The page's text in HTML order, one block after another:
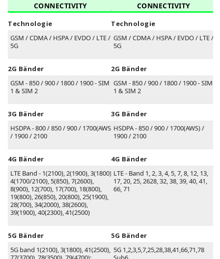
CONNECTIVITY
Technologie
GSM / CDMA / HSPA / EVDO / LTE /
5G
2G Bänder
GSM - 850 / 900 / 1800 / 1900 - SIM
1 & SIM 2
3G Bänder
HSDPA - 800 / 850 / 900 / 1700(AWS)
/ 1900 / 2100
4G Bänder
LTE Band - 1(2100), 2(1900), 3(1800),
4(1700/2100), 5(850), 7(2600),
8(900), 12(700), 17(700), 18(800),
19(800), 26(850), 20(800), 25(1900),
28(700), 34(2000), 38(2600),
39(1900), 40(2300), 41(2500)
5G Bänder
5G band 1(2100), 3(1800), 41(2500),
CONNECTIVITY
Technologie
GSM / CDMA / HSPA / EVDO / LTE /
5G
2G Bänder
GSM - 850 / 900 / 1800 / 1900 - SIM
1 & SIM 2
3G Bänder
HSDPA - 850 / 900 / 1700(AWS) /
1900 / 2100
4G Bänder
LTE - Band 1, 2, 3, 4, 5, 7, 8, 12, 13,
17, 20, 25, 2628, 32, 38, 39, 40, 41,
66, 71
5G Bänder
5G 1,2,3,5,7,25,28,38,41,66,71,78